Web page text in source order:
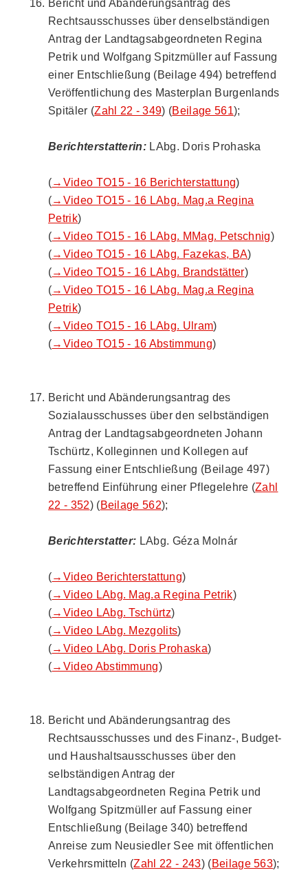
Bericht und Abänderungsantrag des
Rechtsausschusses über denselbständigen
Antrag der Landtagsabgeordneten Regina
Petrik und Wolfgang Spitzmüller auf Fassung
einer Entschließung (Beilage 494) betreffend
Veröffentlichung des Masterplan Burgenlands
Spitäler (Zahl 22 - 349) (Beilage 561);
Berichterstatterin: LAbg. Doris Prohaska
(→Video TO15 - 16 Berichterstattung)
(→Video TO15 - 16 LAbg. Mag.a Regina
Petrik)
(→Video TO15 - 16 LAbg. MMag. Petschnig)
(→Video TO15 - 16 LAbg. Fazekas, BA)
(→Video TO15 - 16 LAbg. Brandstätter)
(→Video TO15 - 16 LAbg. Mag.a Regina
Petrik)
(→Video TO15 - 16 LAbg. Ulram)
(→Video TO15 - 16 Abstimmung)
Bericht und Abänderungsantrag des
Sozialausschusses über den selbständigen
Antrag der Landtagsabgeordneten Johann
Tschürtz, Kolleginnen und Kollegen auf
Fassung einer Entschließung (Beilage 497)
betreffend Einführung einer Pflegelehre (Zahl
22 - 352) (Beilage 562);
Berichterstatter: LAbg. Géza Molnár
(→Video Berichterstattung)
(→Video LAbg. Mag.a Regina Petrik)
(→Video LAbg. Tschürtz)
(→Video LAbg. Mezgolits)
(→Video LAbg. Doris Prohaska)
(→Video Abstimmung)
Bericht und Abänderungsantrag des
Rechtsausschusses und des Finanz-, Budget-
und Haushaltsausschusses über den
selbständigen Antrag der
Landtagsabgeordneten Regina Petrik und
Wolfgang Spitzmüller auf Fassung einer
Entschließung (Beilage 340) betreffend
Anreise zum Neusiedler See mit öffentlichen
Verkehrsmitteln (Zahl 22 - 243) (Beilage 563);